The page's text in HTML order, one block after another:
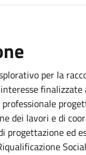
per la
dei lavori e di
progettazione ed